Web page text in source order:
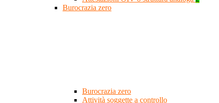
Burocrazia zero
Burocrazia zero
Attività soggette a controllo